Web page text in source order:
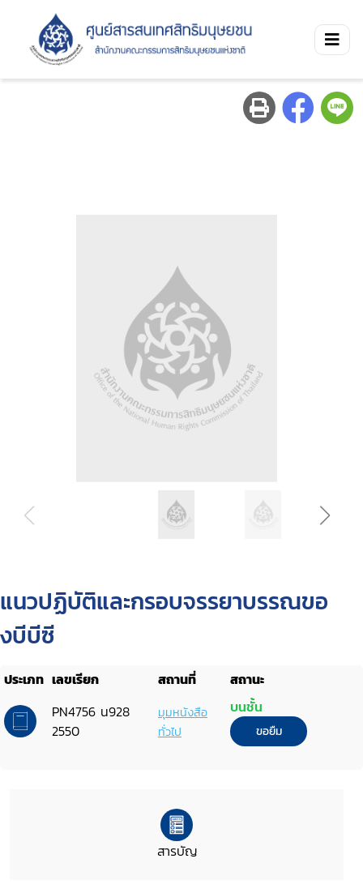
แนวปฏิบัติและกรอบจรรยาบรรณขอ
งบีบีซี
ประเภท เลขเรียก สถานที่
สถานะ
PN4756 น928
2550
มุมหนังสือ
ทั่วไป
บนชั้น
ขอยืม
สารบัญ